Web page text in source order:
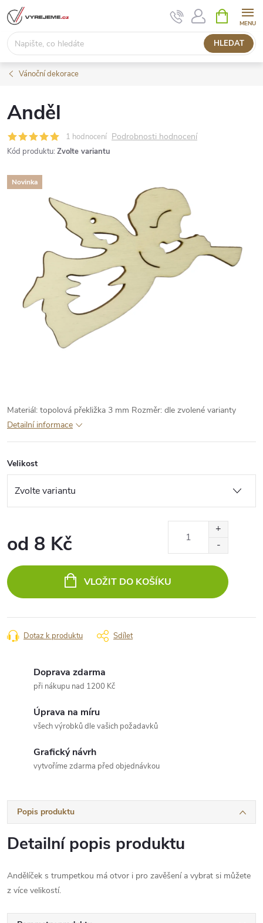
Přejít
na
obsah
HLEDAT
NÁKUPNÍ
KOŠÍK
Vánoční dekorace
Anděl
1 hodnocení Podrobnosti hodnocení
Kód produktu: Zvolte variantu
Novinka
Materiál: topolová překližka 3 mm Rozměr: dle zvolené varianty
Detailní informace
Velikost
od 8 Kč
cena:
VLOŽIT DO KOŠÍKU
Dotaz k produktu Sdílet
Doprava zdarma
při nákupu nad 1200 Kč
Úprava na míru
všech výrobků dle vašich požadavků
Grafický návrh
vytvoříme zdarma před objednávkou
Popis produktu
Detailní popis produktu
Andělíček s trumpetkou má otvor i pro zavěšení a vybrat si můžete
z více velikostí.